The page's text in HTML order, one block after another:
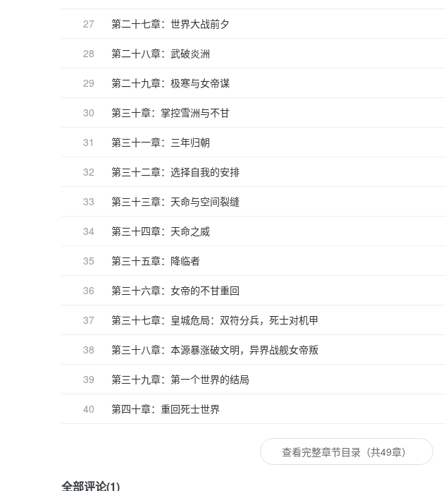
27 第二十七章：世界大战前夕
28 第二十八章：武破炎洲
29 第二十九章：极寒与女帝谋
30 第三十章：掌控雪洲与不甘
31 第三十一章：三年归朝
32 第三十二章：选择自我的安排
33 第三十三章：天命与空间裂缝
34 第三十四章：天命之威
35 第三十五章：降临者
36 第三十六章：女帝的不甘重回
37 第三十七章：皇城危局：双符分兵，死士对机甲
38 第三十八章：本源暴涨破文明，异界战舰女帝叛
39 第三十九章：第一个世界的结局
40 第四十章：重回死士世界
查看完整章节目录（共49章）
全部评论(1)